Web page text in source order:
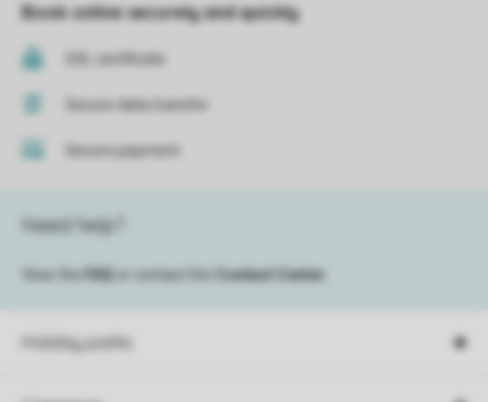
Book online securely and quickly
SSL certificate
Secure data transfer
Secure payment
Holiday parks
Need help?
View the FAQ or contact the Contact Center